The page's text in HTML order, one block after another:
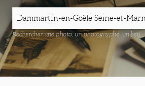
Rechercher une photo, un photographe, un lieu...